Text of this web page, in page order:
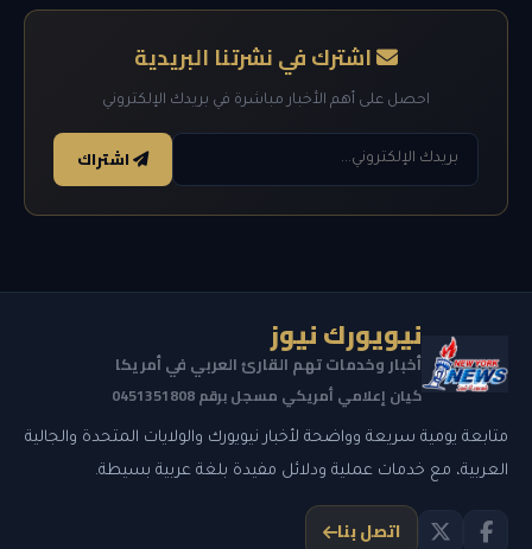
اشترك في نشرتنا البريدية
احصل على أهم الأخبار مباشرة في بريدك الإلكتروني
اشتراك
نيويورك نيوز
أخبار وخدمات تهم القارئ العربي في أمريكا
كيان إعلامي أمريكي مسجل برقم 0451351808
متابعة يومية سريعة وواضحة لأخبار نيويورك والولايات المتحدة والجالية
العربية، مع خدمات عملية ودلائل مفيدة بلغة عربية بسيطة.
اتصل بنا